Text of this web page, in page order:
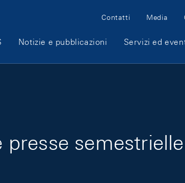
Meta Navigation
Contatti Media
Notizie e pubblicazioni Servizi ed